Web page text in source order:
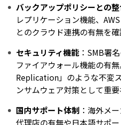
バックアップポリシーとの
レプリケーション機能、
とのクラウド連携の有無を確
セキュリティ機能 ：SMB署
ファイアウォール機能の有
Replication」のような不変
ンサムウェア対策として重要
国内サポート体制 ：海外メ